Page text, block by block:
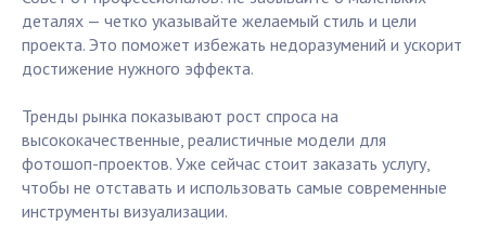
деталях — четко указывайте желаемый стиль и цели
проекта. Это поможет избежать недоразумений и ускорит
достижение нужного эффекта.
Тренды рынка показывают рост спроса на
высококачественные, реалистичные модели для
фотошоп-проектов. Уже сейчас стоит заказать услугу,
чтобы не отставать и использовать самые современные
инструменты визуализации.